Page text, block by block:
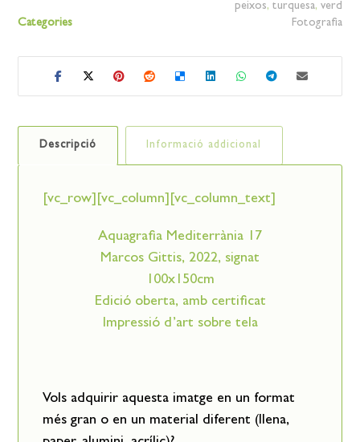
peixos, turquesa, verd
Categories
Fotografia
Descripció Informació addicional
[vc_row][vc_column][vc_column_text]
Aquagrafia Mediterrània 17
Marcos Gittis, 2022, signat
100x150cm
Edició oberta, amb certificat
Impressió d’art sobre tela
Vols adquirir aquesta imatge en un format
més gran o en un material diferent (llena,